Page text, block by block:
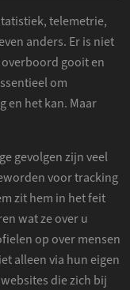
telemetrie,
anders. Er is niet
gooit en
om
en het kan. Maar
gevolgen zijn veel
voor tracking
zit hem in het feit
wat ze over u
op over mensen
alleen via hun eigen
die zich bij